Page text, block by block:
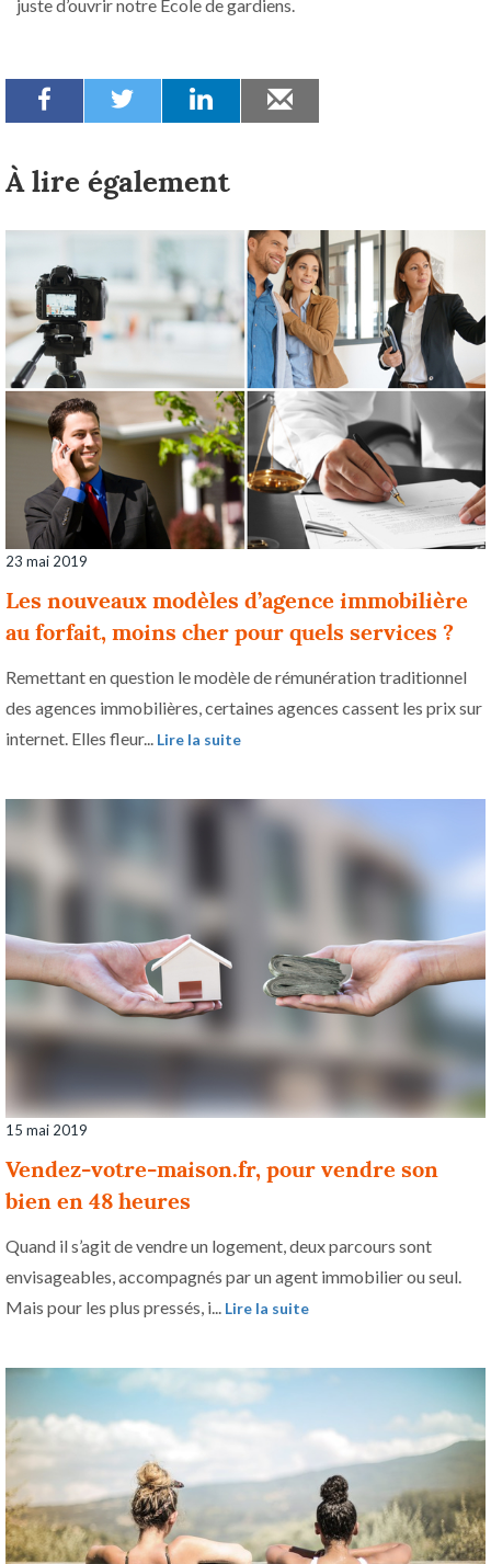
juste d’ouvrir notre École de gardiens.
À lire également
23 mai 2019
Les nouveaux modèles d’agence immobilière
au forfait, moins cher pour quels services ?
Remettant en question le modèle de rémunération traditionnel
des agences immobilières, certaines agences cassent les prix sur
internet. Elles fleur...
Lire la suite
15 mai 2019
Vendez-votre-maison.fr, pour vendre son
bien en 48 heures
Quand il s’agit de vendre un logement, deux parcours sont
envisageables, accompagnés par un agent immobilier ou seul.
Mais pour les plus pressés, i...
Lire la suite